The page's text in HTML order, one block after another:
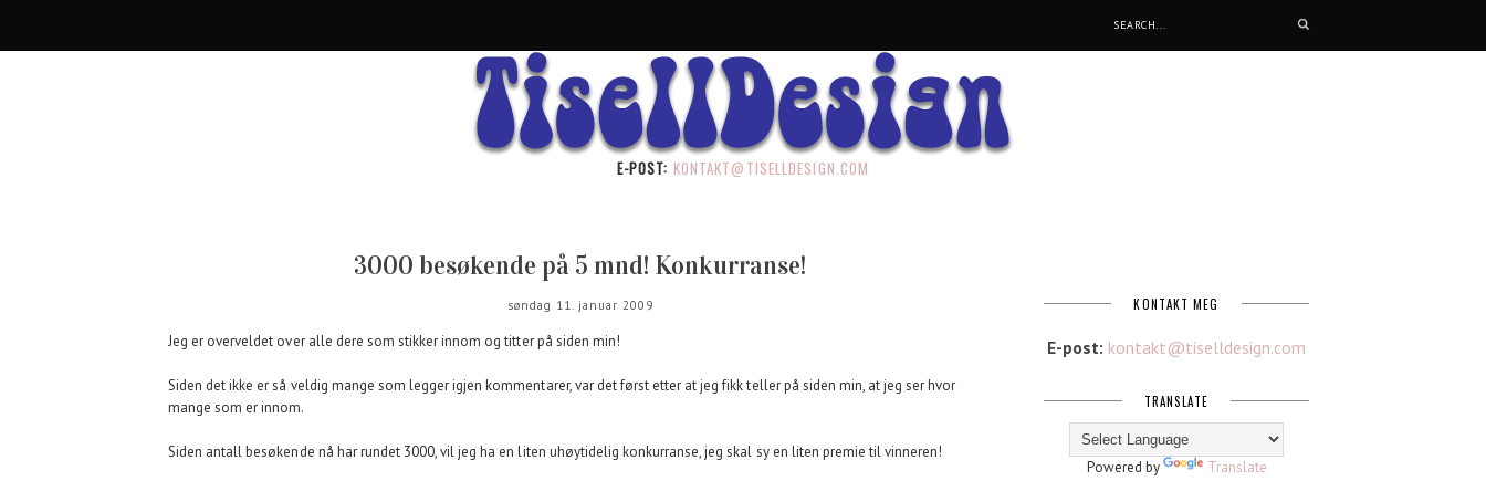
E-POST: KONTAKT@TISELLDESIGN.COM
3000 besøkende på 5 mnd! Konkurranse!
søndag 11. januar 2009
Jeg er overveldet over alle dere som stikker innom og titter på siden min!
Siden det ikke er så veldig mange som legger igjen kommentarer, var det først etter at jeg fikk teller på siden min, at jeg ser hvor
mange som er innom.
Siden antall besøkende nå har rundet 3000, vil jeg ha en liten uhøytidelig konkurranse, jeg skal sy en liten premie til vinneren!
KONTAKT MEG
E-post: kontakt@tiselldesign.com
TRANSLATE
Powered by Translate